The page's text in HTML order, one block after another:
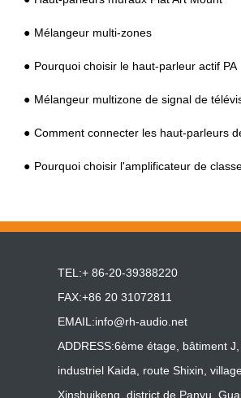
Mélangeur multi-zones
Pourquoi choisir le haut-parleur actif PA
Mélangeur multizone de signal de
Comment connecter les haut-parleurs de plafond élevé à
Pourquoi choisir l'amplificateur de
TEL:+ 86-20-39388220
FAX:+86 20 31072811
EMAIL:info@rh-audio.net
ADDRESS:6ème étage, bâtiment
industriel Kaida, route Shixin,
Xinshuikeng, district de Panyu,